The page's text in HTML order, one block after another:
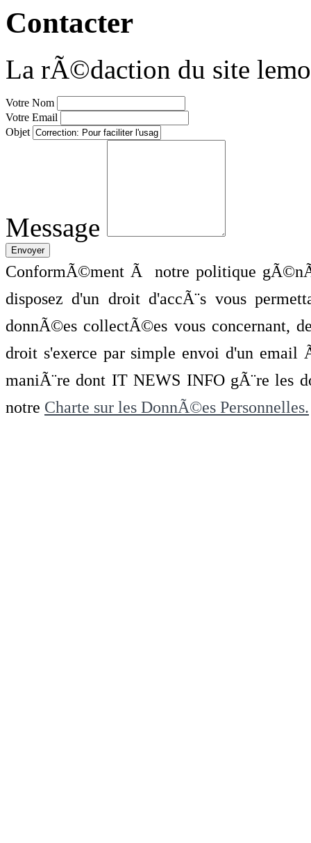
Contacter
La rÃ©daction du site
Votre Nom
Votre Email
Objet
Message
ConformÃ©ment Ã notre politique
disposez d'un droit d'accÃ¨s vous
donnÃ©es collectÃ©es vous concernant,
droit s'exerce par simple envoi d'un
maniÃ¨re dont IT NEWS INFO gÃ¨re les
notre Charte sur les DonnÃ©es Personnelles.